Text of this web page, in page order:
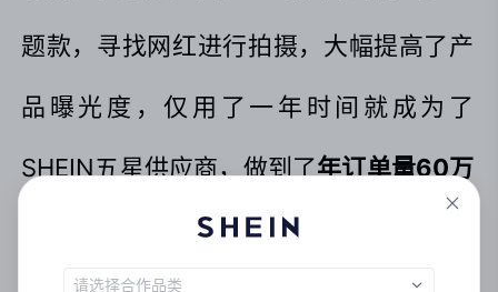
题款，寻找网红进行拍摄，大幅提高了产
品曝光度，仅用了一年时间就成为了
SHEIN五星供应商，做到了年订单量60万